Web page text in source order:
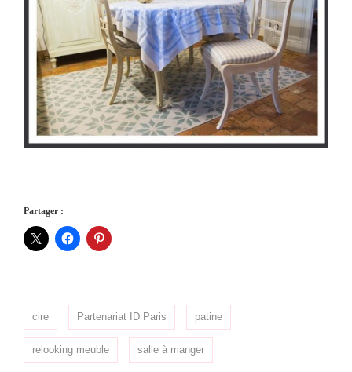
Partager :
cire Partenariat ID Paris patine
relooking meuble salle à manger